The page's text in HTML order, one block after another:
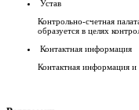
Устав
Контрольно-счетная
образуется в целях
Контактная информация
Контактная информация